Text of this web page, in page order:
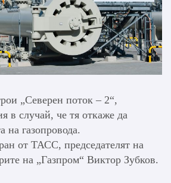
„Северен поток – 2“,
в случай, че тя откаже да
на газопровода.
от ТАСС, председателят на
на „Газпром“ Виктор Зубков.